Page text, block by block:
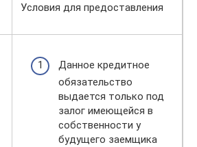
Условия для предоставления
Данное кредитное
обязательство
выдается только под
залог имеющейся в
собственности у
будущего заемщика